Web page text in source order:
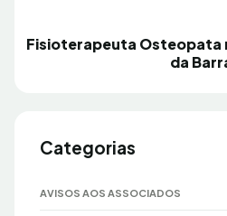
Próximo
Fisioterapeuta Osteopata
da
Categorias
AVISOS AOS ASSOCIADOS